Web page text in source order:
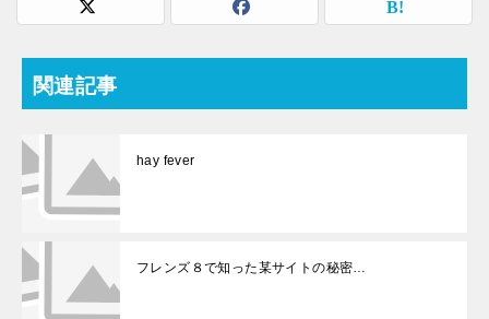
関連記事
hay fever
フレンズ８で知った某サイトの秘密…